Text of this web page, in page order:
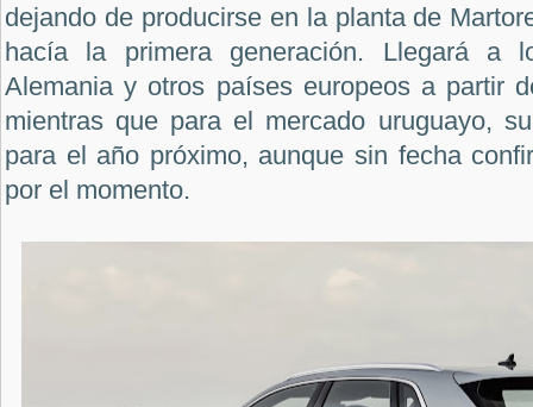
dejando de producirse en la planta de
hacía la primera generación. Llegará a
Alemania y otros países europeos a partir
mientras que para el mercado uruguayo,
para el año próximo, aunque sin fecha
por el momento.